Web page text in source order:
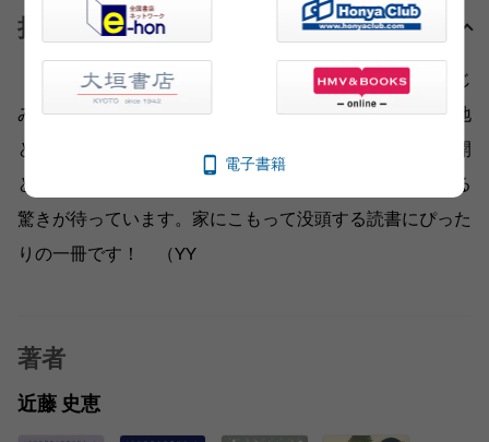
担当編集者より
「引っ張り込まれるしかない、独特の謎」「行間からにじ
み出る緊張感がすごい」「自分にもなじみのある巨大団地
という舞台が魅力的」との感想が続々。メリハリある展開
と読みやすい文章に乗って読み進めると、ラストにはある
驚きが待っています。家にこもって没頭する読書にぴった
りの一冊です！ （YY
著者
近藤 史恵
電子書籍